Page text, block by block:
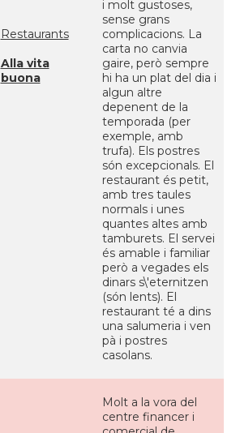
Restaurants
Alla vita
buona
i molt gustoses,
sense grans
complicacions. La
carta no canvia
gaire, però sempre
hi ha un plat del dia i
algun altre
depenent de la
temporada (per
exemple, amb
trufa). Els postres
són excepcionals. El
restaurant és petit,
amb tres taules
normals i unes
quantes altes amb
tamburets. El servei
és amable i familiar
però a vegades els
dinars s\'eternitzen
(són lents). El
restaurant té a dins
una salumeria i ven
pà i postres
casolans.
Molt a la vora del
centre financer i